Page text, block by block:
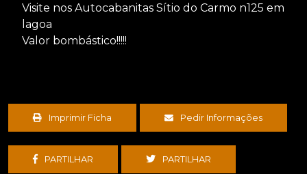
Visite nos Autocabanitas Sítio do Carmo n125 em
lagoa
Valor bombástico!!!!!
Imprimir Ficha Pedir Informações
PARTILHAR PARTILHAR